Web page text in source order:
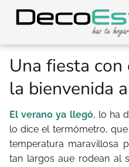
Una fiesta
la bienvenida
El verano ya llegó, lo ha
lo dice el termómetro,
temperatura maravillosa
tan largos aue rodean al